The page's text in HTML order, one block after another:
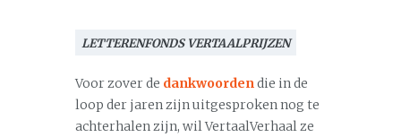
LETTERENFONDS VERTAALPRIJZEN
Voor zover de dankwoordendie in de
loop der jaren zijn uitgesproken nog te
achterhalen zijn, wil VertaalVerhaal ze